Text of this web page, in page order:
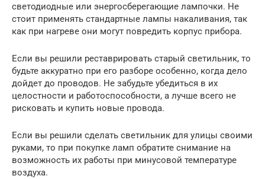
светодиодные или энергосберегающие лампочки. Не
стоит применять стандартные лампы накаливания, так
как при нагреве они могут повредить корпус прибора.
Если вы решили реставрировать старый светильник, то
будьте аккуратно при его разборе особенно, когда дело
дойдет до проводов. Не забудьте убедиться в их
целостности и работоспособности, а лучше всего не
рисковать и купить новые провода.
Если вы решили сделать светильник для улицы своими
руками, то при покупке ламп обратите снимание на
возможность их работы при минусовой температуре
воздуха.